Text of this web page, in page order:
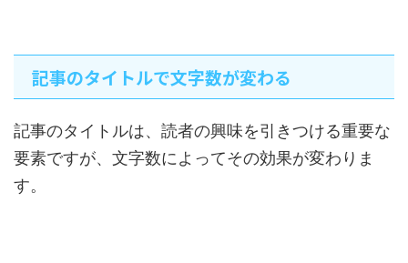
記事のタイトルで文字数が変わる
記事のタイトルは、読者の興味を引きつける重要な
要素ですが、文字数によってその効果が変わりま
す。